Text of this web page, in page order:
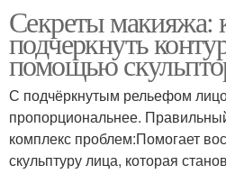
Секреты макияжа:
подчеркнуть
помощью
С подчёркнутым рельефом
пропорциональнее.
комплекс проблем:Помогает
скульптуру лица, которая